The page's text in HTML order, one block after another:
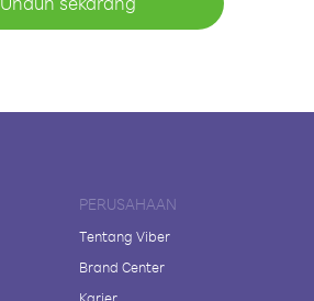
PERUSAHAAN
Tentang Viber
Brand Center